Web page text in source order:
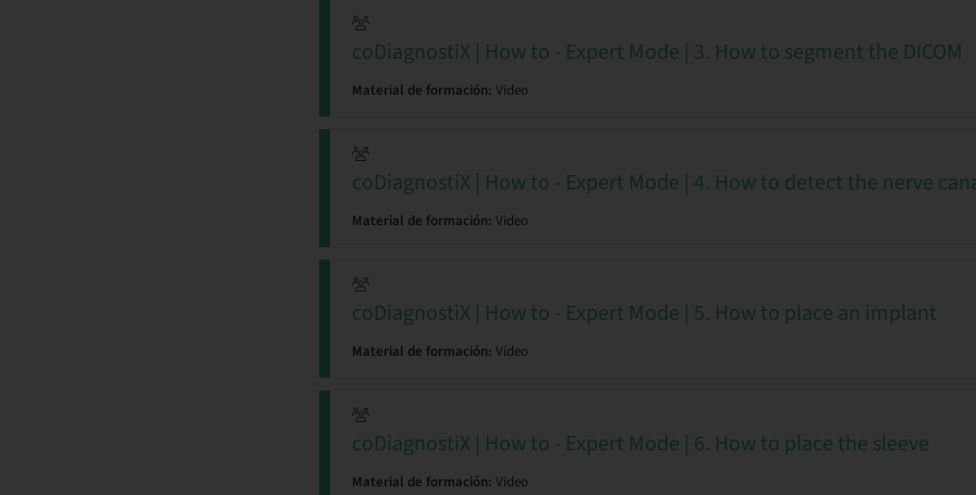
coDiagnostiX | How to - Expert Mode | 3. How to segment the DICOM
Material de formación: Video
coDiagnostiX | How to - Expert Mode | 4. How to detect the nerve
Material de formación: Video
coDiagnostiX | How to - Expert Mode | 5. How to place an implant
Material de formación: Video
coDiagnostiX | How to - Expert Mode | 6. How to place the sleeve
Material de formación: Video